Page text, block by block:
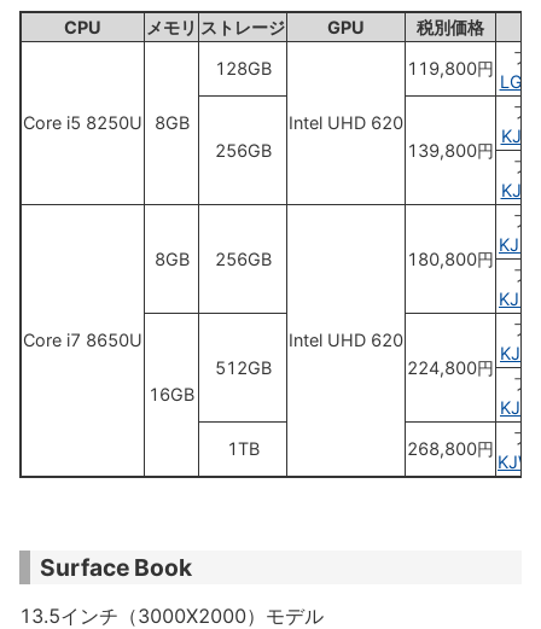
CPU メモリ ストレージ GPU 税別価格
Core i5 8250U 8GB
128GB
Intel UHD 620
119,800円
プ
256GB 139,800円
プ
ブ
Core i7 8650U
8GB 256GB
Intel UHD 620
180,800円
プ
ブ
16GB
512GB 224,800円
プ
ブ
1TB
268,800円
プ
Surface Book
13.5インチ（3000X2000）モデル